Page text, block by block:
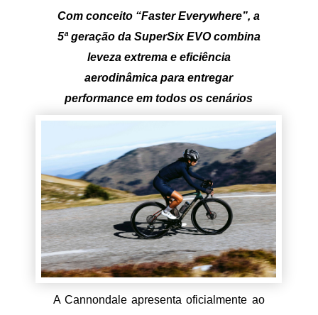
Com conceito “Faster Everywhere”,a
5ª geração da SuperSix EVO combina
leveza extrema e eficiência
aerodinâmica para entregar
performance em todos os cenários
A Cannondale apresenta